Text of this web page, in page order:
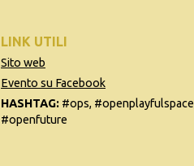
LINK UTILI
Sito web
Evento su Facebook
HASHTAG: #ops,
#openfuture